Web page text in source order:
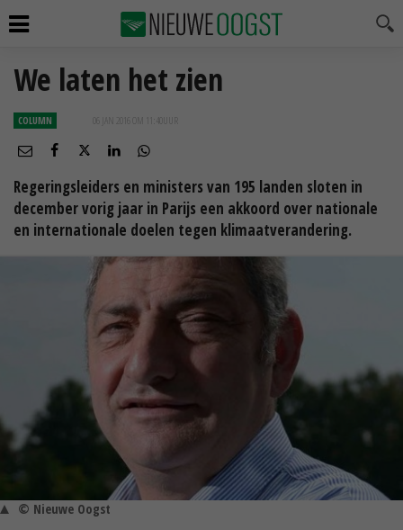
We laten het zien
COLUMN 06 JAN 2016 OM 11:40
Regeringsleiders en ministers van 195 landen sloten in
december vorig jaar in Parijs een akkoord over nationale
en internationale doelen tegen klimaatverandering.
© Nieuwe Oogst